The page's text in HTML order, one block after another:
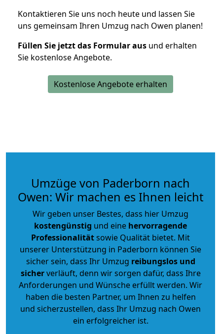
Kontaktieren Sie uns noch heute und lassen Sie
uns gemeinsam Ihren Umzug nach Owen planen!
Füllen Sie jetzt das Formular aus und erhalten
Sie kostenlose Angebote.
Kostenlose Angebote erhalten
Umzüge von Paderborn nach
Owen: Wir machen es Ihnen leicht
Wir geben unser Bestes, dass hier Umzug
kostengünstig und eine hervorragende
Professionalitätsowie Qualität bietet. Mit
unserer Unterstützung in Paderborn können Sie
sicher sein, dass Ihr Umzug reibungslos und
sicherverläuft, denn wir sorgen dafür, dass Ihre
Anforderungen und Wünsche erfüllt werden. Wir
haben die besten Partner, um Ihnen zu helfen
und sicherzustellen, dass Ihr Umzug nach Owen
ein erfolgreicher ist.